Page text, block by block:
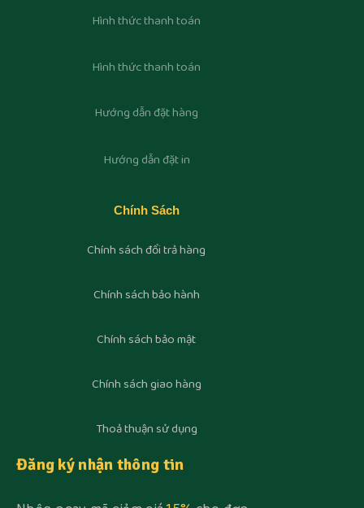
Hình thức thanh toán
Hình thức thanh toán
Hướng dẫn đặt hàng
Hướng dẫn đặt in
Chính Sách
Chính sách đổi trả hàng
Chính sách bảo hành
Chính sách bảo mật
Chính sách giao hàng
Thoả thuận sử dụng
Đăng ký nhận thông tin